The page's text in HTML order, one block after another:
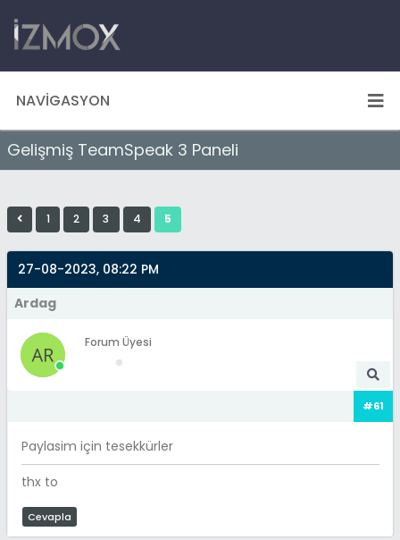
NAVIGASYON
Gelişmiş TeamSpeak 3 Paneli
1 2 3 4 5
27-08-2023, 08:22 PM
Ardag
Forum Üyesi
#61
Paylasim için tesekkürler
thx to
Cevapla